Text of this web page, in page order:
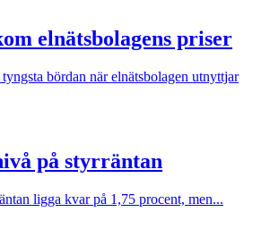
elnätsbolagens priser
bördan när elnätsbolagen utnyttjar
på styrräntan
ligga kvar på 1,75 procent, men...